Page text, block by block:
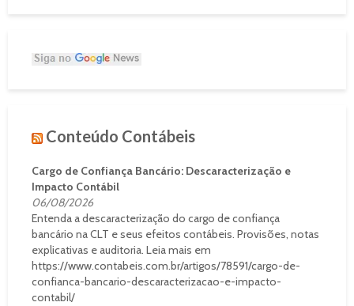
Conteúdo Contábeis
Cargo de Confiança Bancário: Descaracterização e
Impacto Contábil
06/08/2026
Entenda a descaracterização do cargo de confiança
bancário na CLT e seus efeitos contábeis. Provisões, notas
explicativas e auditoria. Leia mais em
https://www.contabeis.com.br/artigos/78591/cargo-de-
confianca-bancario-descaracterizacao-e-impacto-
contabil/